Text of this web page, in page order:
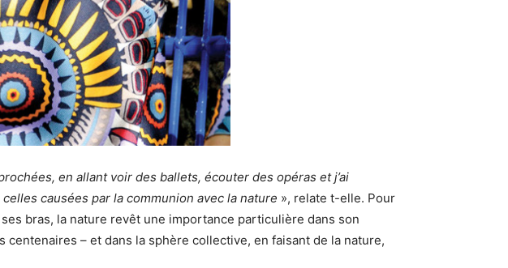
en allant voir des ballets, écouter des opéras et j’ai
causées par la communion avec la nature », relate t-elle. Pour
bras, la nature revêt une importance particulière dans son
centenaires – et dans la sphère collective, en faisant de la nature,